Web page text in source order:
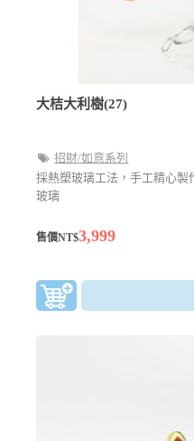
大桔大利樹(27)
招財/如意系列
採熱塑玻璃工法，手工精心製
玻璃
售價NT$3,999